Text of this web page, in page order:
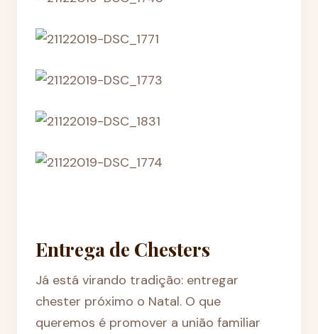
Entrega de Chesters
Já está virando tradição: entregar
chester próximo o Natal. O que
queremos é promover a união familiar